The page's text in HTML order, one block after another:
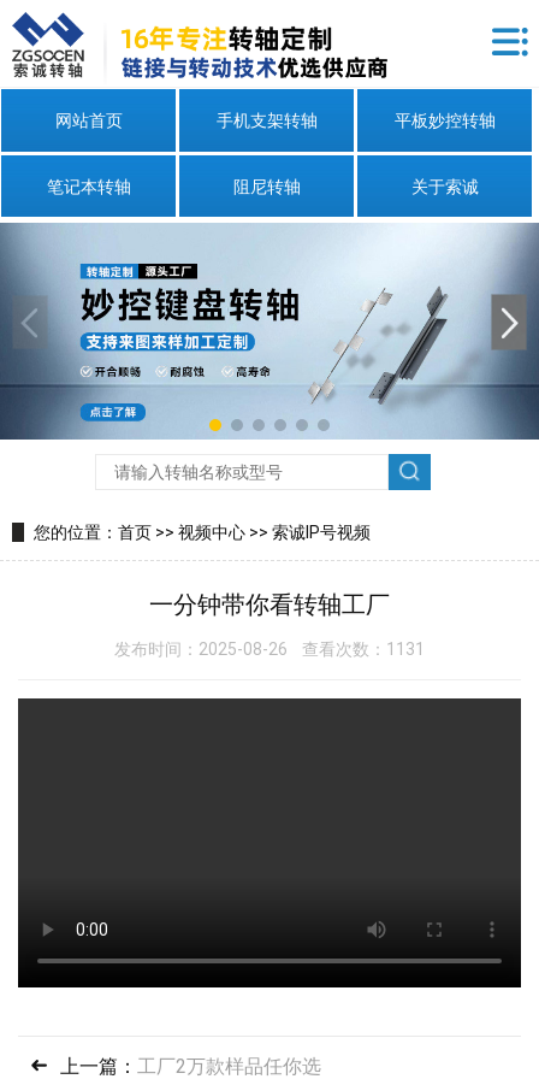
网站首页 手机支架转轴 平板妙控转轴
笔记本转轴 阻尼转轴 关于索诚
您的位置： 首页 >> 视频中心 >> 索诚IP号视频
一分钟带你看转轴工厂
发布时间：2025-08-26 查看次数：1131
上一篇： 工厂2万款样品任你选